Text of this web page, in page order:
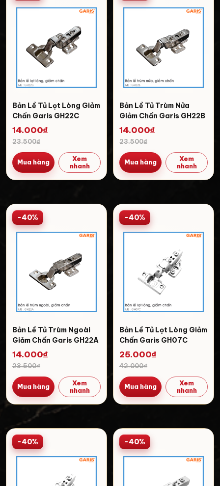
Bản Lề Tủ Lọt Lòng Giảm
Chấn Garis GH22C
14.000₫
23.500₫
Mua hàng
Xem
nhanh
Bản Lề Tủ Trùm Nửa
Giảm Chấn Garis GH22B
14.000₫
23.500₫
Mua hàng
Xem
nhanh
-40%
Bản Lề Tủ Trùm Ngoài
Giảm Chấn Garis GH22A
14.000₫
23.500₫
Mua hàng
Xem
nhanh
-40%
Bản Lề Tủ Lọt Lòng Giảm
Chấn Garis GH07C
25.000₫
42.000₫
Mua hàng
Xem
nhanh
-40% -40%